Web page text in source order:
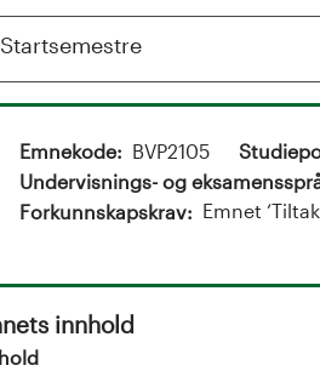
Vis
Startsemestre
Emnekode BVP2105
Undervisnings- og
Forkunnskapskrav
Emnet
innhold